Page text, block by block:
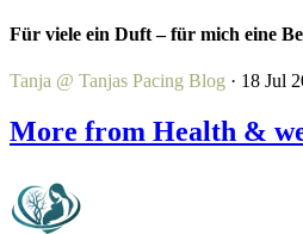
Für viele ein Duft – für mich eine
Tanja @ Tanjas Pacing Blog · 18 Jul
More from Health &